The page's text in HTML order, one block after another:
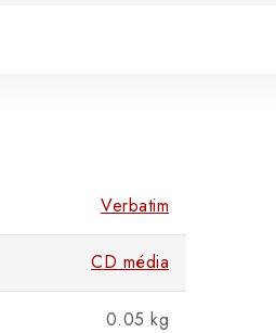
Verbatim
CD média
0.05 kg